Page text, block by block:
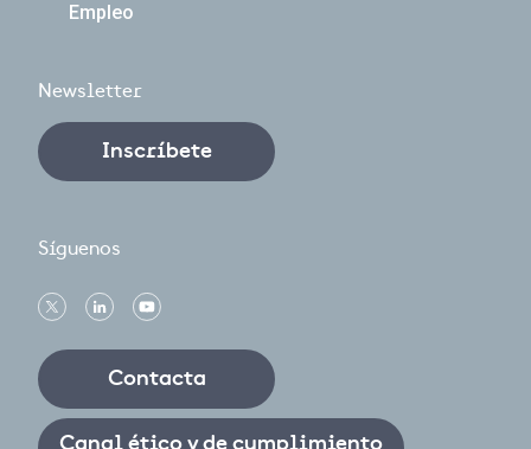
Empleo
Newsletter
Inscríbete
Síguenos
Contacta
Canal ético y de cumplimiento